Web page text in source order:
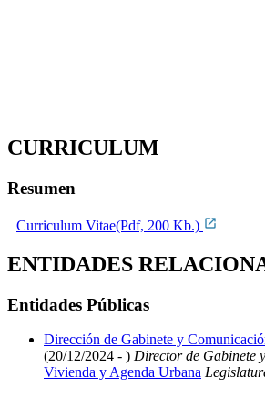
CURRICULUM
Resumen
Curriculum Vitae(Pdf, 200 Kb.)
ENTIDADES
Entidades Públicas
Dirección de Gabinete y
(20/12/2024 - ) Director de Gabinete
Vivienda y Agenda Urbana